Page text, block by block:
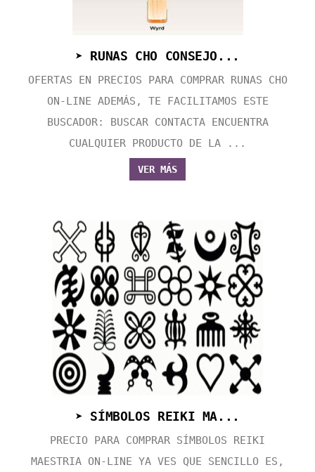
➤ RUNAS CHO CONSEJO...
OFERTAS EN PRECIOS PARA COMPRAR RUNAS CHO
ON-LINE ADEMÁS, TE FACILITAMOS ESTE
BUSCADOR: BUSCAR CONTACTA ENCUENTRA
CUALQUIER PRODUCTO DE LA ...
VER MÁS
➤ SÍMBOLOS REIKI MA...
PRECIO PARA COMPRAR SÍMBOLOS REIKI
MAESTRIA ON-LINE YA VES QUE SENCILLO ES,